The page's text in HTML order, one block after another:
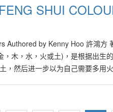
、物意义的字：如为表达父母
，孩子出生的季节，如春天出
食人间烟火"感觉的字。 配合
出适当的字。 八字命理学可以
客的八字命格来取名，以借名
改善其个性。 又比如说，某人
人家认为，年老时牙齿要愈少
齿掉落，表示健康欠佳，会影响
齿多寡影响个人健康 所谓"病从
医都大力提倡，不论男女老少，
齿忌缺、忌少、忌尖、忌疏，
多、信用欠佳，与这样的人交
身，晚年孤独。 倒嗑牙，即下
SHUI
Authored by Kenny Hoo 許鴻
木，水，火或土)，是根据出生
，然后进一步以为自己需要多